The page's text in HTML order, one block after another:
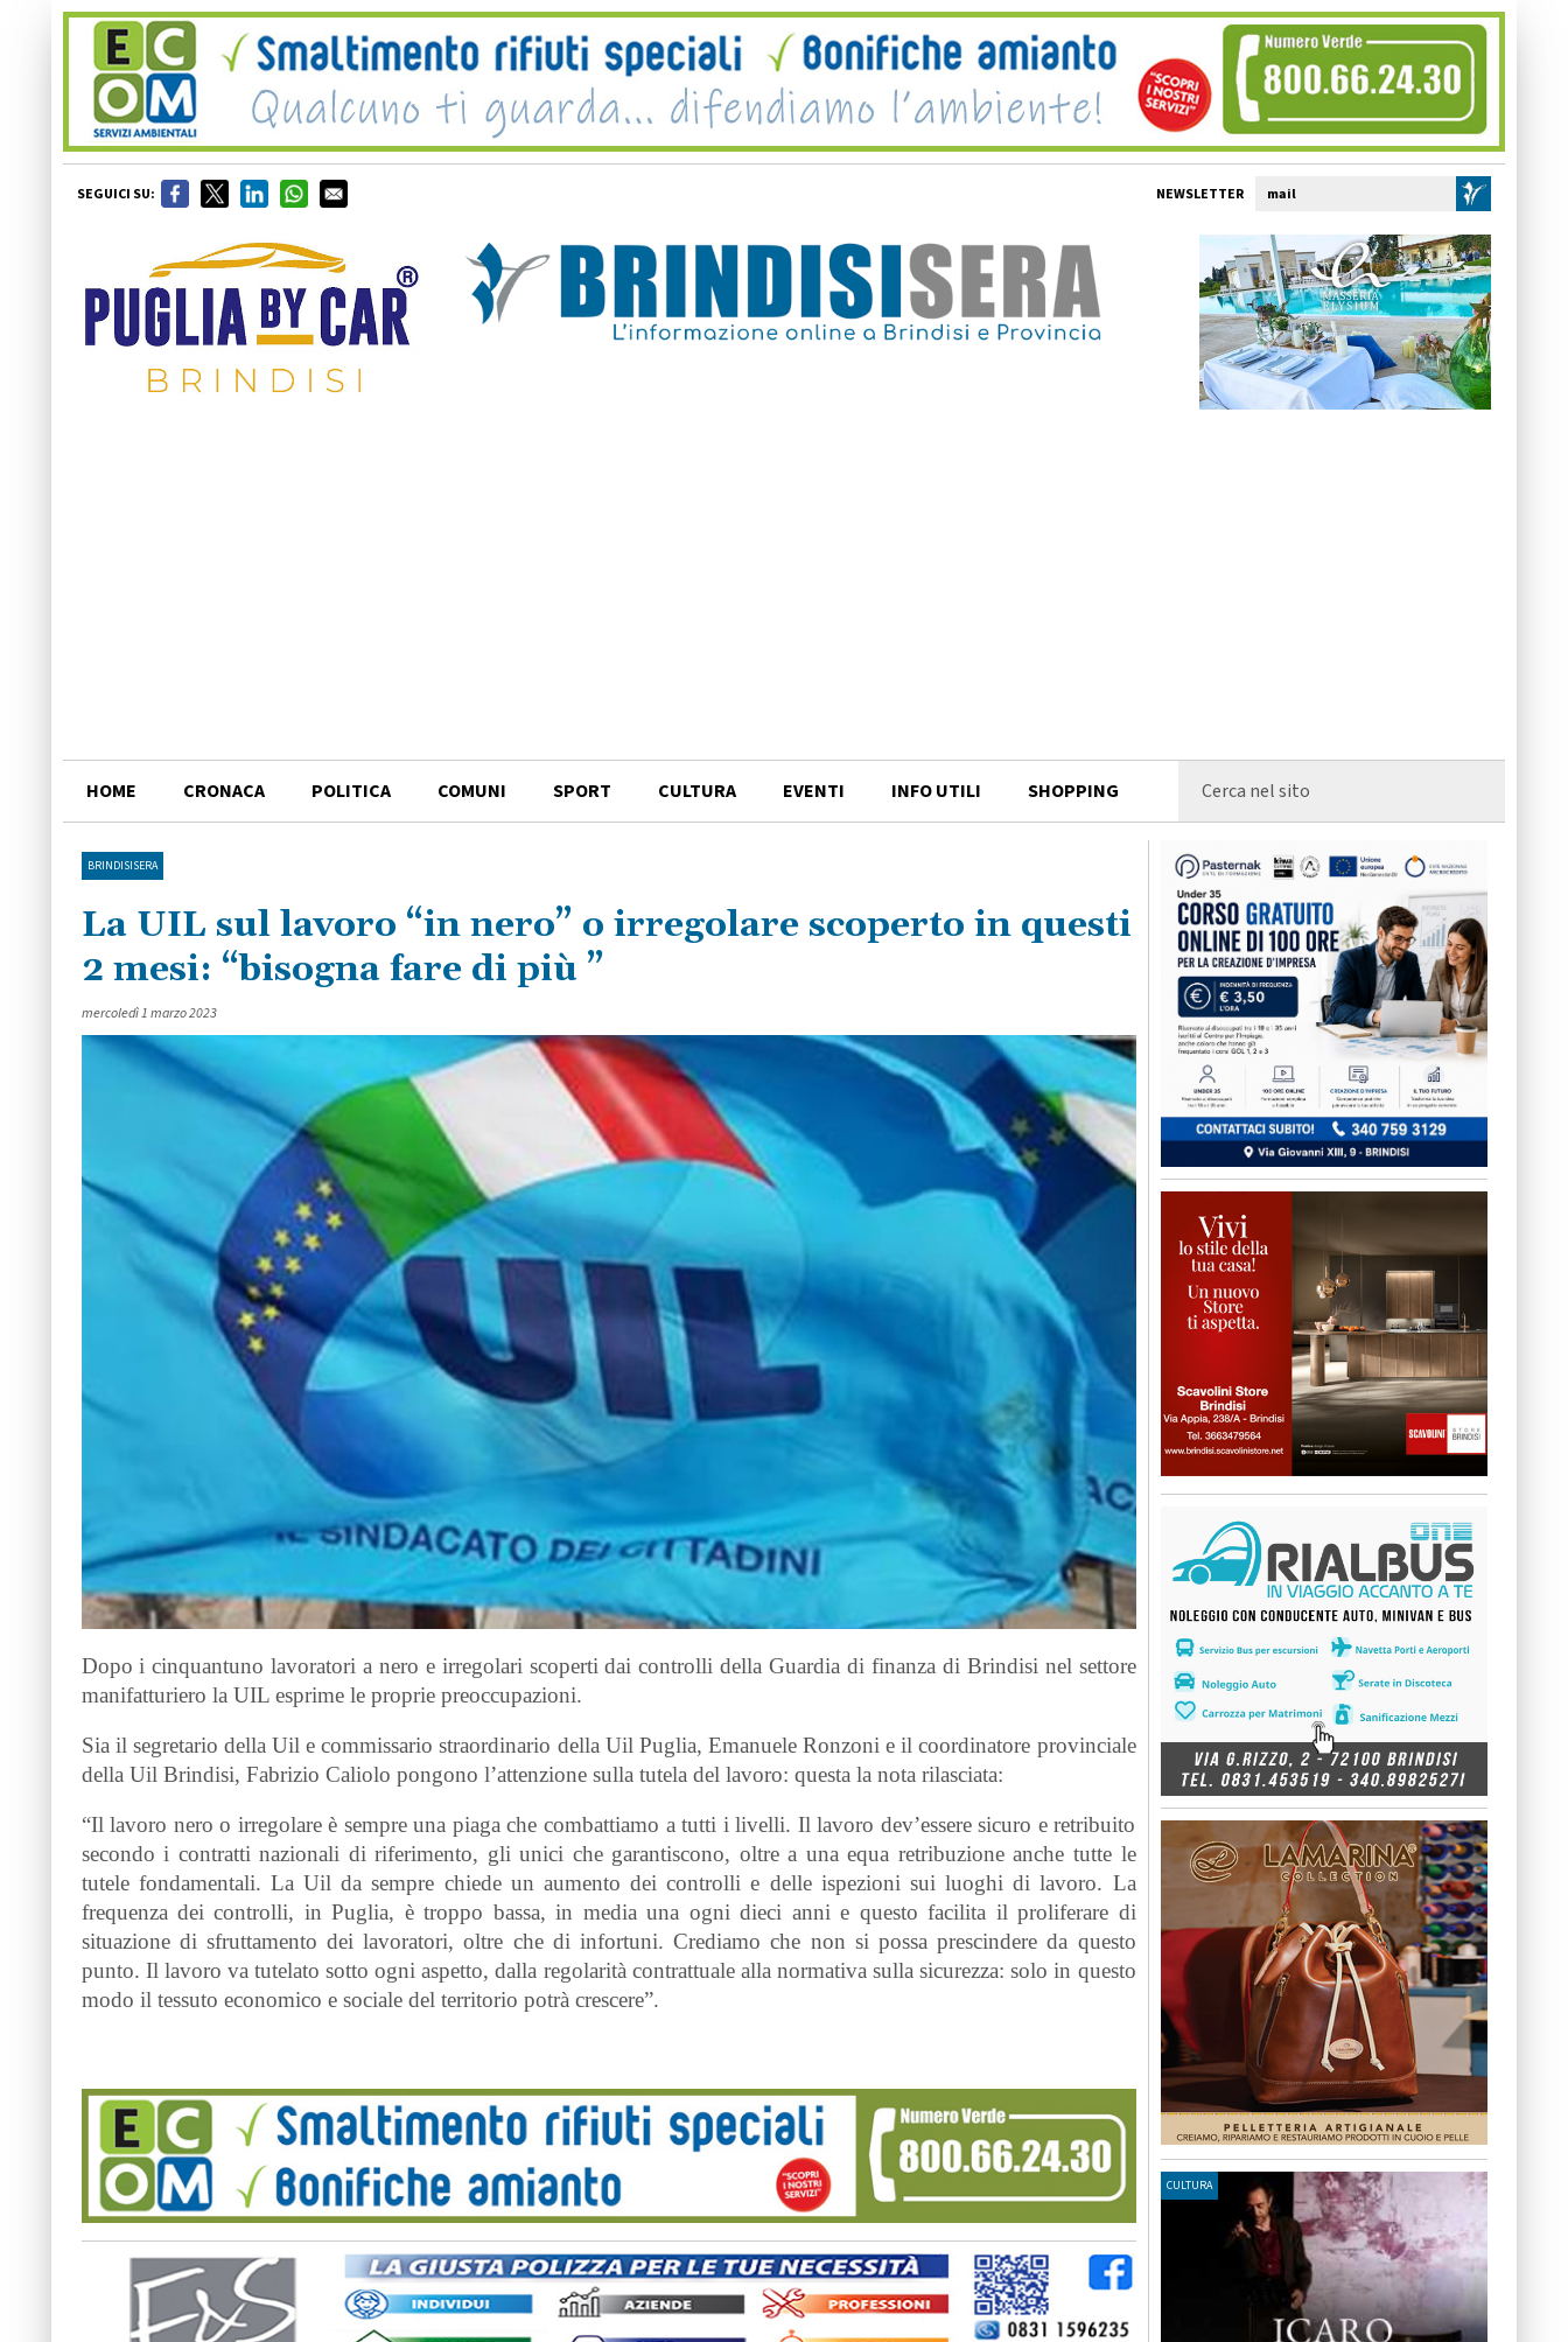
SEGUICI SU: NEWSLETTER
HOME CRONACA POLITICA COMUNI SPORT CULTURA EVENTI INFO UTILI SHOPPING
BRINDISISERA
La UIL sul lavoro “in nero” o irregolare scoperto in questi
2 mesi: “bisogna fare di più ”
mercoledì 1 marzo 2023
Dopo i cinquantuno lavoratori a nero e irregolari scoperti dai controlli della Guardia di finanza di Brindisi nel settore
manifatturiero la UIL esprime le proprie preoccupazioni.
Sia il segretario della Uil e commissario straordinario della Uil Puglia, Emanuele Ronzoni e il coordinatore provinciale
della Uil Brindisi, Fabrizio Caliolo pongono l’attenzione sulla tutela del lavoro: questa la nota rilasciata:
“Il lavoro nero o irregolare è sempre una piaga che combattiamo a tutti i livelli. Il lavoro dev’essere sicuro e retribuito
secondo i contratti nazionali di riferimento, gli unici che garantiscono, oltre a una equa retribuzione anche tutte le
tutele fondamentali. La Uil da sempre chiede un aumento dei controlli e delle ispezioni sui luoghi di lavoro. La
frequenza dei controlli, in Puglia, è troppo bassa, in media una ogni dieci anni e questo facilita il proliferare di
situazione di sfruttamento dei lavoratori, oltre che di infortuni. Crediamo che non si possa prescindere da questo
punto. Il lavoro va tutelato sotto ogni aspetto, dalla regolarità contrattuale alla normativa sulla sicurezza: solo in questo
modo il tessuto economico e sociale del territorio potrà crescere”.
CULTURA